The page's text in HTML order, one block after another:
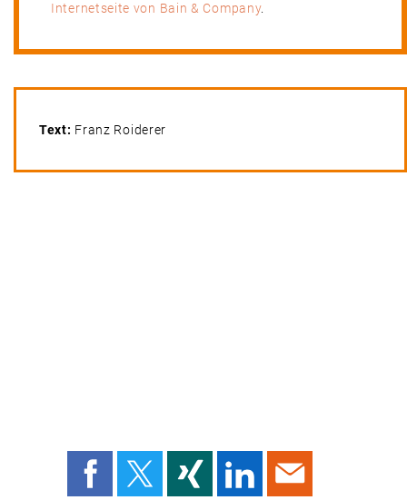
Internetseite von Bain & Company.
Text: Franz Roiderer